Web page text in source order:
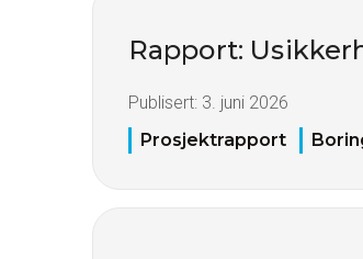
Rapport:
Publisert: 3. juni 2026
Prosjektrapport